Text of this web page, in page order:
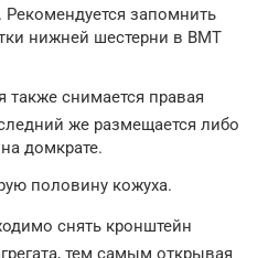
Рекомендуется запомнить
нижней шестерни в ВМТ
снимается правая
же размещается либо
домкрате.
половину кожуха.
снять кронштейн
тем самым открывая